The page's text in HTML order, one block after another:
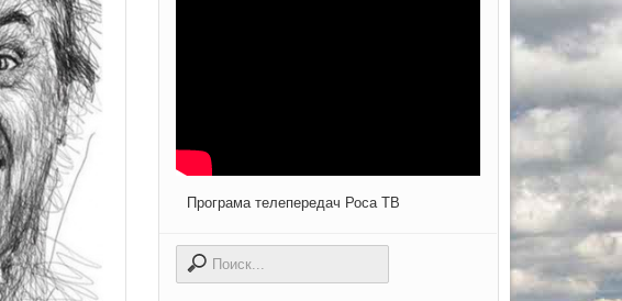
Програма телепередач Роса ТВ